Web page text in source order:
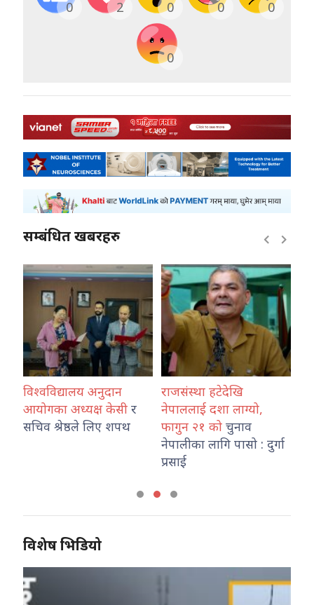
0 2 0 0 0
0
सम्बंधित खबरहरु
अनुदान
अध्यक्ष केसी र
श्रेष्ठले लिए शपथ
राजसंस्था हटेदेखि
नेपाललाई दशा लाग्यो,
फागुन २१ को चुनाव
नेपालीका लागि पासो : दुर्गा
विशेष भिडियो